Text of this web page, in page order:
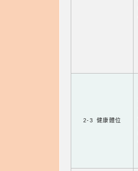
2-3 健康體位